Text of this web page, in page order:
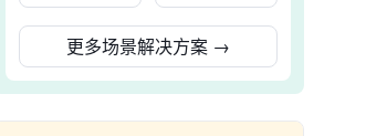
更多场景解决方案 →